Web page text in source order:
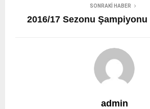
SONRAKI HABER
2016/17 Sezonu
admin